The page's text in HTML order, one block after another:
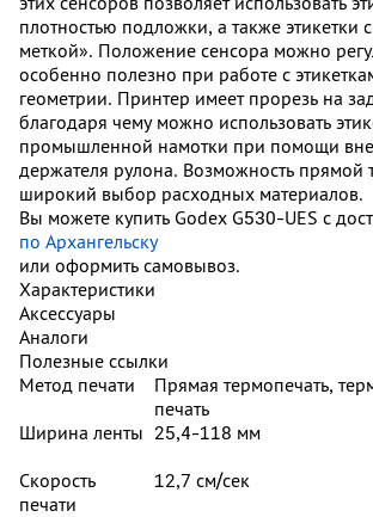
плотностью подложки, а также этикетки
меткой». Положение сенсора можно
особенно полезно при работе с
геометрии. Принтер имеет прорезь на
благодаря чему можно использовать
промышленной намотки при помощи
держателя рулона. Возможность прямой
широкий выбор расходных материалов.
Вы можете купить Godex G530-UES с
по Архангельску
или оформить самовывоз.
Характеристики
Аксессуары
Аналоги
Полезные ссылки
Метод печати
Прямая термопечать,
печать
Ширина ленты 25,4-118 мм
Скорость
печати
12,7 см/сек